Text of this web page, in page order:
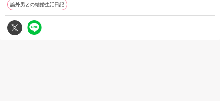
論外男との結婚生活日記